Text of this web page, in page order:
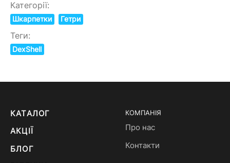
Категорії:
Шкарпетки Гетри
Теги:
DexShell
КАТАЛОГ
АКЦІЇ
БЛОГ
КОМПАНІЯ
Про нас
Контакти